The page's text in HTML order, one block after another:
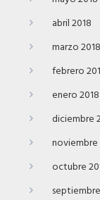
abril 2018
marzo 2018
febrero
enero 2018
diciembre
noviembre
octubre